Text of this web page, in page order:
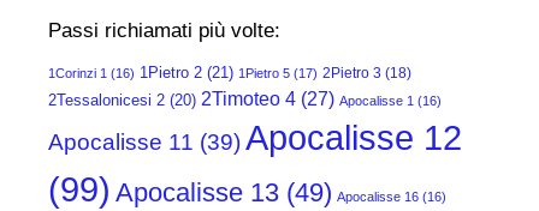
Passi richiamati più volte:
1Corinzi 1 (16) 1Pietro 2 (21) 1Pietro 5 (17) 2Pietro 3 (18)
2Tessalonicesi 2 (20) 2Timoteo 4 (27) Apocalisse 1 (16)
Apocalisse 11 (39)Apocalisse 12
(99) Apocalisse 13 (49) Apocalisse 16 (16)